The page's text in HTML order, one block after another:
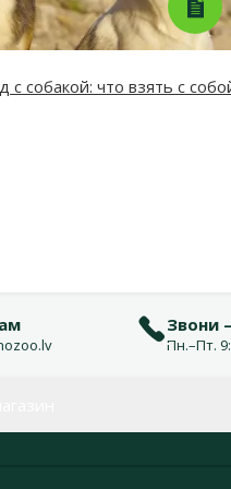
с собакой: что взять с
Звони
Пн.–Пт.